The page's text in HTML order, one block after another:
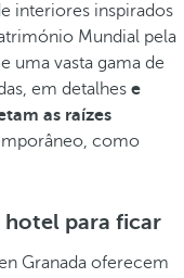
interiores inspirados
Mundial pela
uma vasta gama de
em detalhes e
as raízes
como
hotel para ficar
Granada oferecem